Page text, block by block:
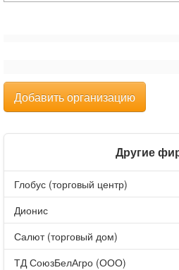
Добавить организацию
Другие
Глобус (торговый центр)
Дионис
Салют (торговый дом)
ТД СоюзБелАгро (ООО)